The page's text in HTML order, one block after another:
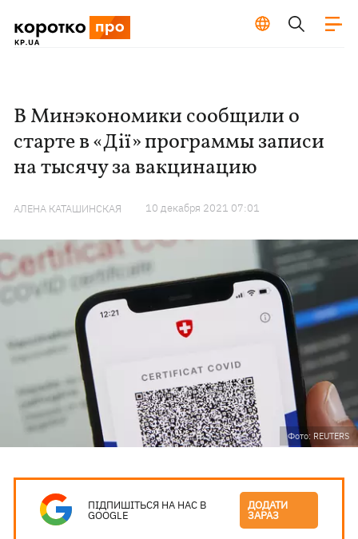
В Минэкономики сообщили о
старте в «Дії» программы записи
на тысячу за вакцинацию
АЛЕНА КАТАШИНСКАЯ 10 декабря 2021 07:01
Фото: REUTERS
ПІДПИШІТЬСЯ НА НАС В
GOOGLE
ДОДАТИ
ЗАРАЗ